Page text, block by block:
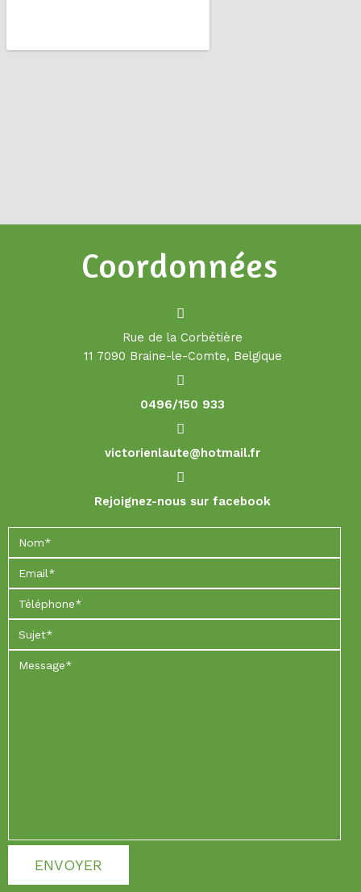
Coordonnées
Rue de la Corbétière
11 7090 Braine-le-Comte, Belgique
0496/150 933
victorienlaute@hotmail.fr
Rejoignez-nous sur facebook